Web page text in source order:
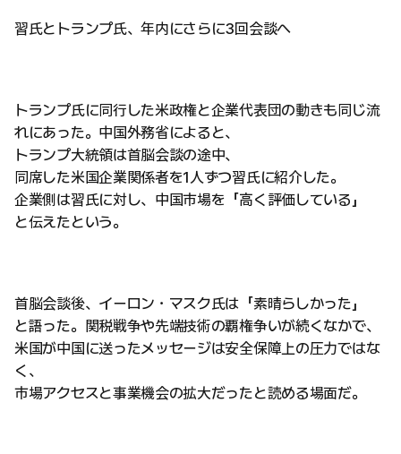
習氏とトランプ氏、年内にさらに3回会談へ
トランプ氏に同行した米政権と企業代表団の動きも同じ流
れにあった。中国外務省によると、
トランプ大統領は首脳会談の途中、
同席した米国企業関係者を1人ずつ習氏に紹介した。
企業側は習氏に対し、中国市場を「高く評価している」
と伝えたという。
首脳会談後、イーロン・マスク氏は「素晴らしかった」
と語った。関税戦争や先端技術の覇権争いが続くなかで、
米国が中国に送ったメッセージは安全保障上の圧力ではな
く、
市場アクセスと事業機会の拡大だったと読める場面だ。